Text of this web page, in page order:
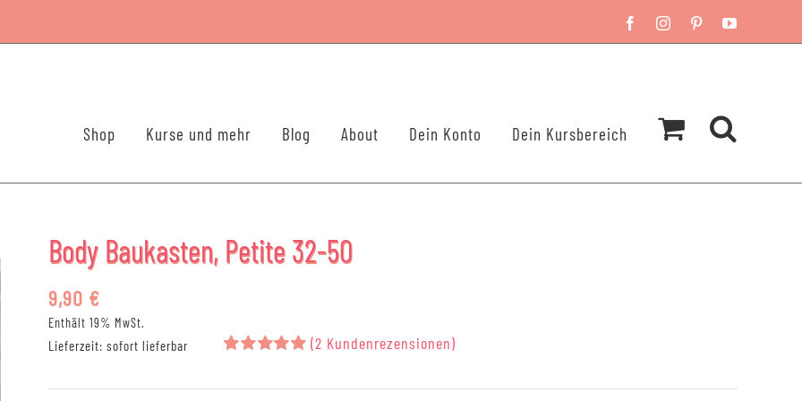
FacebookInstagram
Pinterest
Shop Kurse und mehr Blog About Dein Konto Dein Kursbereich
Body Baukasten, Petite 32-50
9,90 €
Enthält 19% MwSt.
Lieferzeit: sofort lieferbar
(2 Kundenrezensionen)